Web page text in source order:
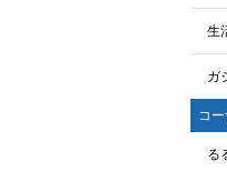
生
ガ
コ
る